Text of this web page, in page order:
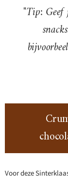
"Tip: Geef
Voor deze